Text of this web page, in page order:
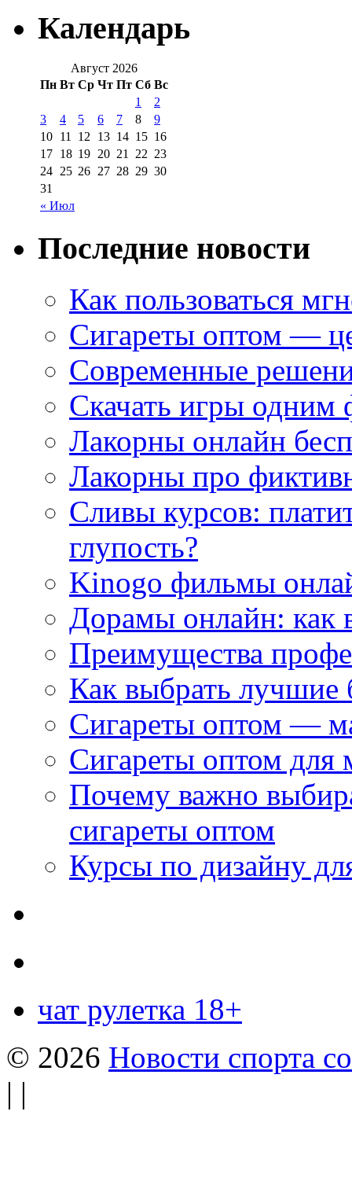
Календарь
Август 2026
Пн Вт Ср Чт Пт Сб Вс
« Июл
1
2
3
4 5 6 7 8
9
10 11 12 13 14 15 16
17 18 19 20 21 22 23
24 25 26 27 28 29 30
31
Последние новости
Как пользоваться
Сигареты оптом —
Современные
Скачать игры одним
Лакорны онлайн
Лакорны про
Сливы курсов:
глупость?
Kinogo фильмы
Дорамы онлайн: как
Преимущества
Как выбрать
Сигареты оптом —
Сигареты оптом для
Почему важно
сигареты оптом
Курсы по дизайну
чат рулетка 18+
© 2026 Новости спорта
| |